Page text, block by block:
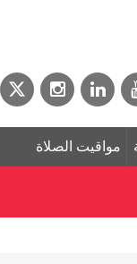
مواقيت الصلاة